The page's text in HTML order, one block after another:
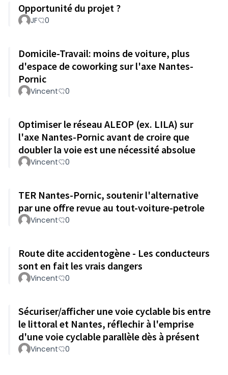
Opportunité du projet ?
JF 0
Domicile-Travail: moins de voiture, plus
d'espace de coworking sur l'axe Nantes-
Pornic
Vincent 0
Optimiser le réseau ALEOP (ex. LILA) sur
l'axe Nantes-Pornic avant de croire que
doubler la voie est une nécessité absolue
Vincent 0
TER Nantes-Pornic, soutenir l'alternative
par une offre revue au tout-voiture-petrole
Vincent 0
Route dite accidentogène - Les conducteurs
sont en fait les vrais dangers
Vincent 0
Sécuriser/afficher une voie cyclable bis entre
le littoral et Nantes, réflechir à l'emprise
d'une voie cyclable parallèle dès à présent
Vincent 0